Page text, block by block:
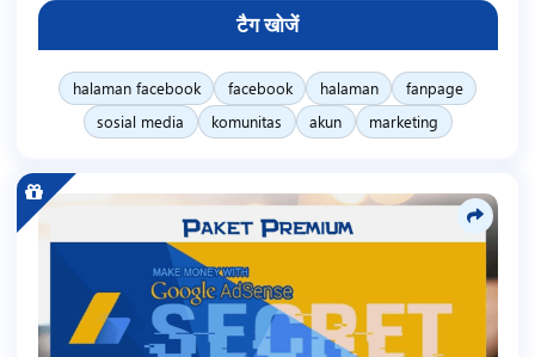
टैग खोजें
halaman facebook facebook halaman
fanpage
sosial media
komunitas akun marketing